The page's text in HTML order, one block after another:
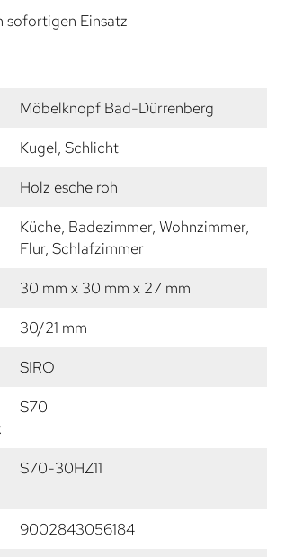
sofortigen Einsatz
Möbelknopf Bad-Dürrenberg
Kugel, Schlicht
Holz esche roh
Küche, Badezimmer, Wohnzimmer,
Flur, Schlafzimmer
30 mm x 30 mm x 27 mm
30/21 mm
SIRO
S70
S70-30HZ11
9002843056184